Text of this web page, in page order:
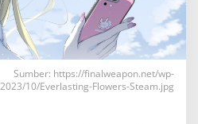
Sumber: https://finalweapon.net/wp-
10/Everlasting-Flowers-Steam.jpg